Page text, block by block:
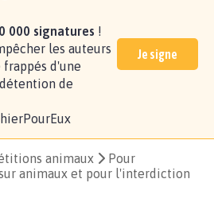
000 signatures !
les auteurs
d'une
de
Je signe
animaux
Pour
animaux et pour l'interdiction